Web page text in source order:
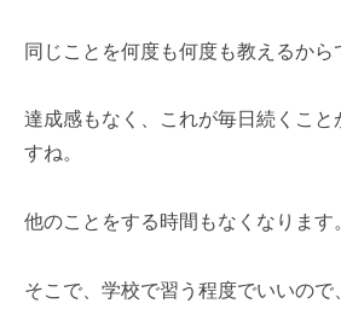
同じことを何度も何度も教えるから
達成感もなく、これが毎日続くこ
すね。
他のことをする時間もなくなります。
そこで、学校で習う程度でいいの